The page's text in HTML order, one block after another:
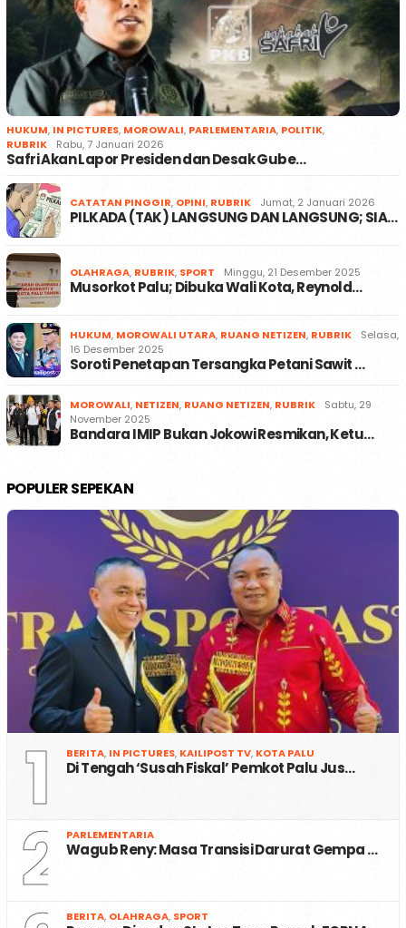
HUKUM, IN PICTURES, MOROWALI, PARLEMENTARIA, POLITIK,
RUBRIK
Rabu, 7 Januari 2026
Safri Akan Lapor Presiden dan Desak Gube…
CATATAN PINGGIR, OPINI, RUBRIK Jumat, 2 Januari 2026
PILKADA (TAK) LANGSUNG DAN LANGSUNG; SIA…
OLAHRAGA, RUBRIK, SPORT Minggu, 21 Desember 2025
Musorkot Palu; Dibuka Wali Kota, Reynold…
HUKUM, MOROWALI UTARA, RUANG NETIZEN, RUBRIK
Selasa,
16 Desember 2025
Soroti Penetapan Tersangka Petani Sawit …
MOROWALI, NETIZEN, RUANG NETIZEN, RUBRIK
Sabtu, 29
November 2025
Bandara IMIP Bukan Jokowi Resmikan, Ketu…
POPULER SEPEKAN
1 BERITA, IN PICTURES, KAILIPOST TV, KOTA PALU
Di Tengah ‘Susah Fiskal’ Pemkot Palu Jus…
2 PARLEMENTARIA
Wagub Reny: Masa Transisi Darurat Gempa …
BERITA, OLAHRAGA, SPORT